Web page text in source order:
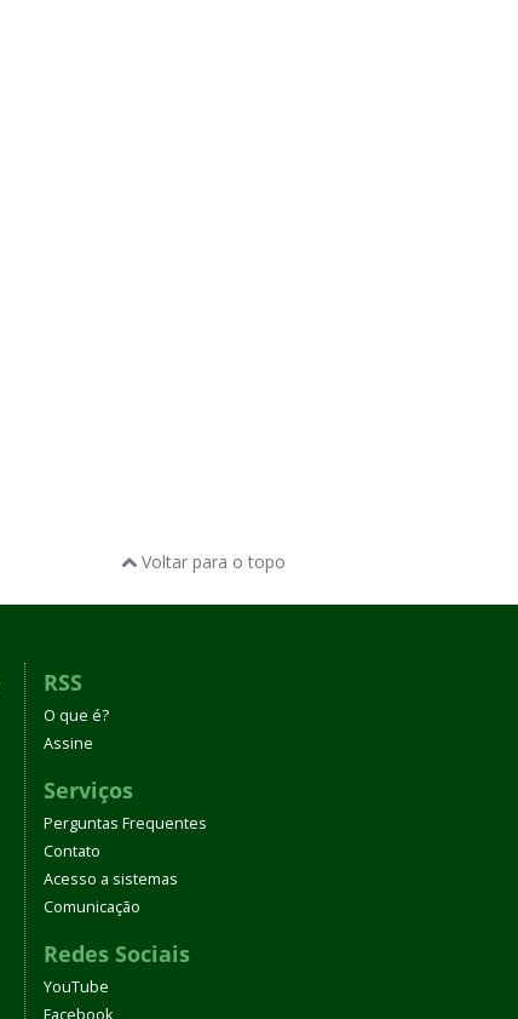
Voltar para o topo
RSS
O que é?
Assine
Serviços
Perguntas Frequentes
Contato
Acesso a sistemas
Comunicação
Redes Sociais
YouTube
Facebook